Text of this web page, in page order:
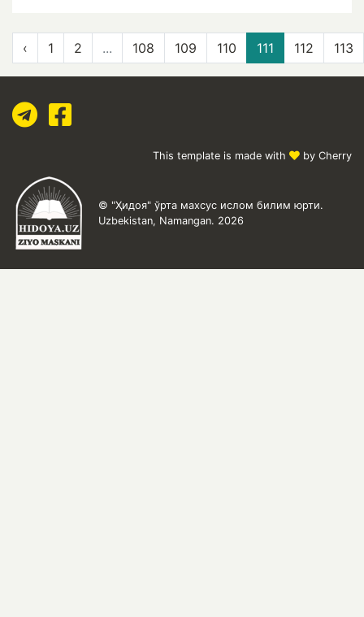
‹ 1 2 ... 108 109 110 111 112 113
This template is made with by Cherry
© "Ҳидоя" ўрта махсус ислом билим юрти.
Uzbekistan, Namangan. 2026